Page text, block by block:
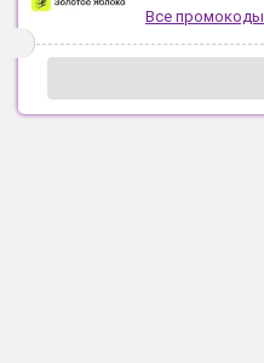
Все промокоды